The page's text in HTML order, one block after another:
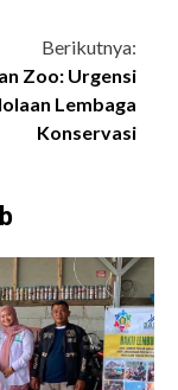
Berikutnya:
Zoo: Urgensi
Lembaga
Konservasi